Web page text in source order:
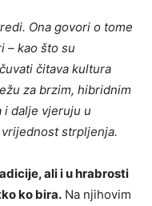
Ona govori o tome
– kao što su
čitava kultura
za brzim, hibridnim
i dalje vjeruju u
strpljenja.
ali i u hrabrosti
ko bira. Na njihovim